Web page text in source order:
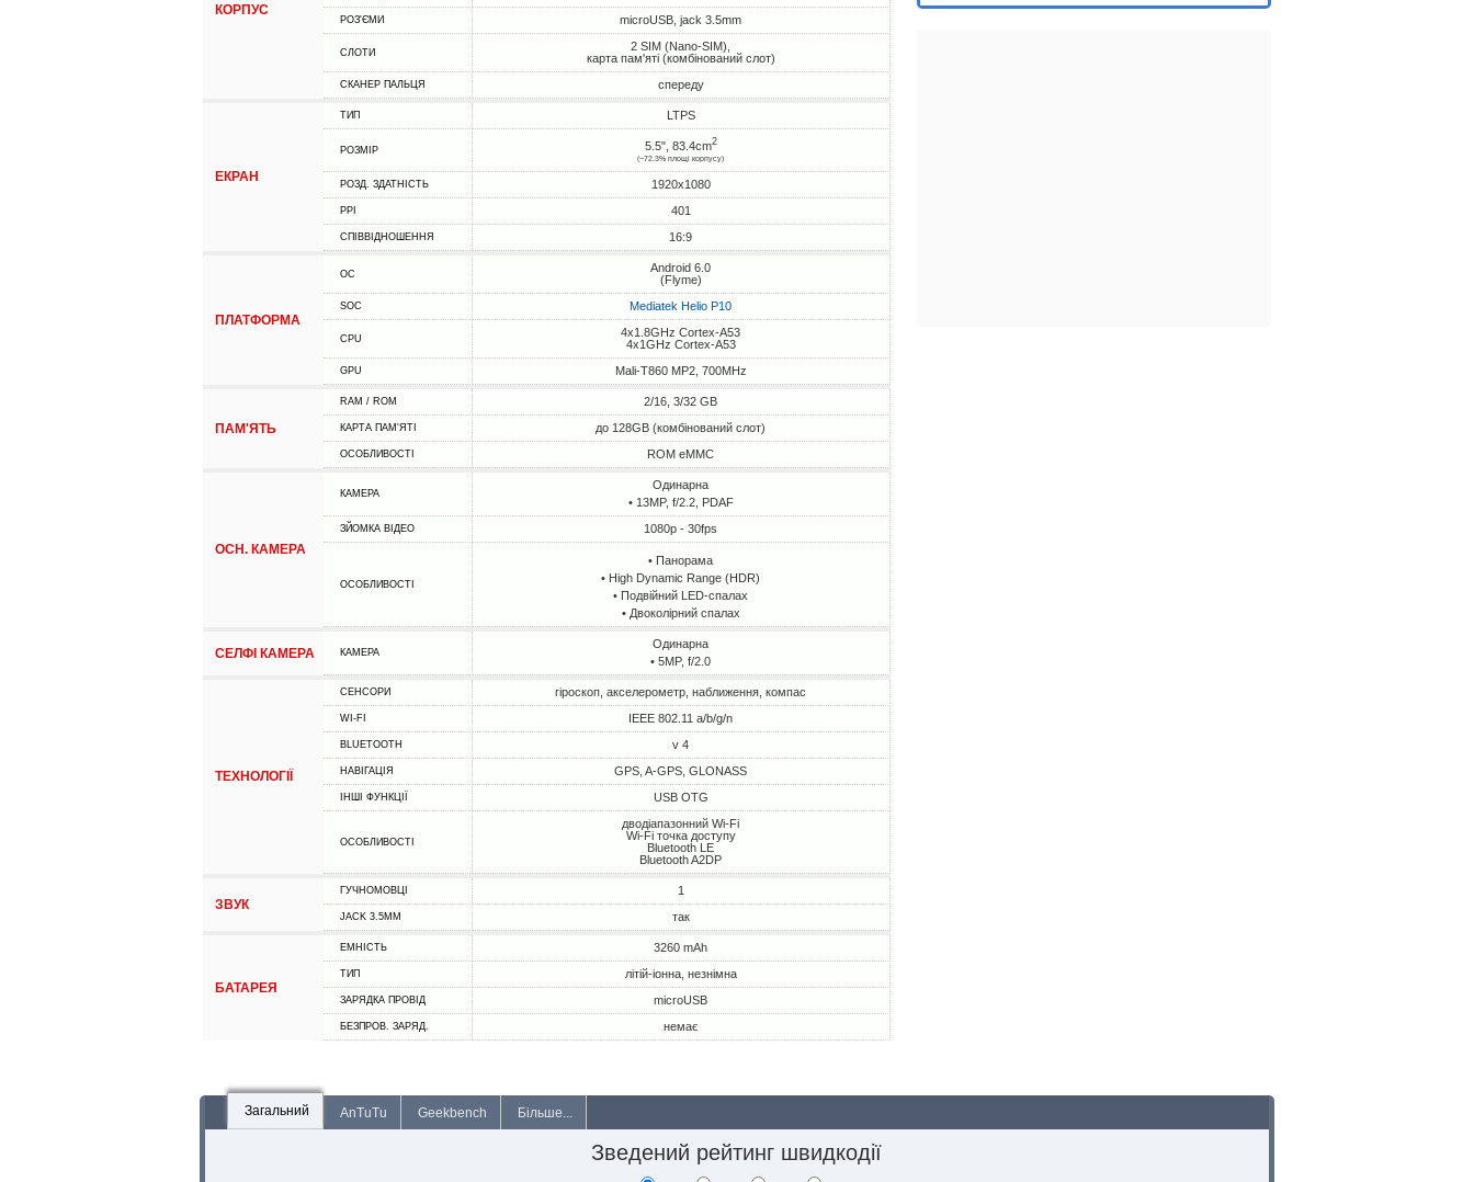
КОРПУС
РОЗ'ЄМИ microUSB, jack 3.5mm
СЛОТИ
2 SIM (Nano-SIM),
карта пам'яті (комбінований слот)
СКАНЕР ПАЛЬЦЯ спереду
ЕКРАН
ТИП LTPS
РОЗМІР 5.5", 83.4cm2
(~72.3% площі корпусу)
РОЗД. ЗДАТНІСТЬ 1920x1080
PPI 401
СПІВВІДНОШЕННЯ 16:9
ПЛАТФОРМА
ОС
Android 6.0
(Flyme)
SOC Mediatek Helio P10
CPU
4x1.8GHz Cortex-A53
4x1GHz Cortex-A53
GPU Mali-T860 MP2, 700MHz
ПАМ'ЯТЬ
RAM / ROM 2/16, 3/32 GB
КАРТА ПАМ'ЯТІ до 128GB (комбінований слот)
ОСОБЛИВОСТІ ROM eMMC
ОСН. КАМЕРА
КАМЕРА
Одинарна
• 13MP, f/2.2, PDAF
ЗЙОМКА ВІДЕО 1080p - 30fps
ОСОБЛИВОСТІ
• Панорама
• High Dynamic Range (HDR)
• Подвійний LED-спалах
• Двоколірний спалах
СЕЛФІ КАМЕРА КАМЕРА
Одинарна
• 5MP, f/2.0
ТЕХНОЛОГІЇ
СЕНСОРИ гіроскоп, акселерометр, наближення, компас
WI-FI IEEE 802.11 a/b/g/n
BLUETOOTH v 4
НАВІГАЦІЯ GPS, A-GPS, GLONASS
ІНШІ ФУНКЦІЇ USB OTG
ОСОБЛИВОСТІ
дводіапазонний Wi-Fi
Wi-Fi точка доступу
Bluetooth LE
Bluetooth A2DP
ЗВУК
ГУЧНОМОВЦІ 1
JACK 3.5MM так
БАТАРЕЯ
ЕМНІСТЬ 3260 mAh
ТИП літій-іонна, незнімна
ЗАРЯДКА ПРОВІД microUSB
БЕЗПРОВ. ЗАРЯД. немає
Загальний AnTuTu Geekbench Більше...
Зведений рейтинг швидкодії